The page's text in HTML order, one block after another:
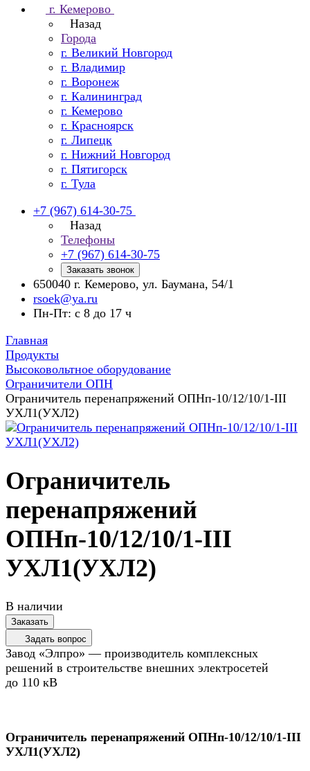
г. Кемерово
Назад
Города
г. Великий Новгород
г. Владимир
г. Воронеж
г. Калининград
г. Кемерово
г. Красноярск
г. Липецк
г. Нижний Новгород
г. Пятигорск
г. Тула
+7 (967) 614-30-75
Назад
Телефоны
+7 (967) 614-30-75
Заказать звонок
650040 г. Кемерово, ул. Баумана, 54/1
rsoek@ya.ru
Пн-Пт: с 8 до 17 ч
Главная
Продукты
Высоковольтное оборудование
Ограничители ОПН
Ограничитель перенапряжений ОПНп-10/12/10/1-III
УХЛ1(УХЛ2)
Ограничитель
перенапряжений
ОПНп-10/12/10/1-III
УХЛ1(УХЛ2)
В наличии
Заказать
Задать вопрос
Завод «Элпро» — производитель комплексных
решений в строительстве внешних электросетей
до 110 кВ
Ограничитель перенапряжений ОПНп-10/12/10/1-III
УХЛ1(УХЛ2)